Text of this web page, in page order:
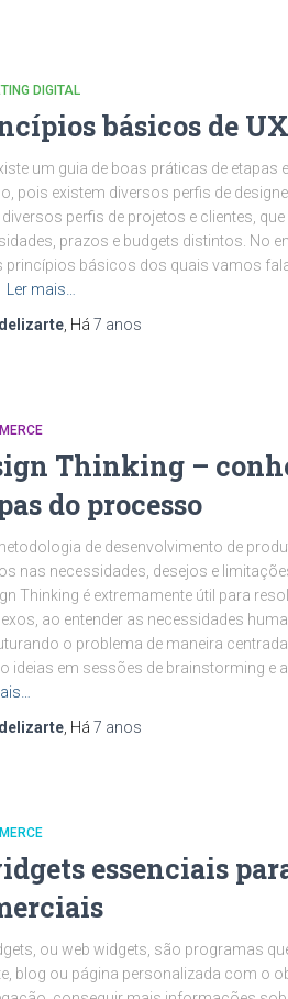
DIGITAL
básicos de UX
um guia de boas práticas de etapas
pois existem diversos perfis de
perfis de projetos e clientes,
prazos e budgets distintos. No
princípios básicos dos quais vamos
Ler mais…
, Há 7 anos
Thinking –
do processo
de desenvolvimento de
nas necessidades, desejos e
Thinking é extremamente útil para
ao entender as necessidades
o problema de maneira
ideias em sessões de brainstorming e
, Há 7 anos
essenciais
ou web widgets, são programas
blog ou página personalizada com o